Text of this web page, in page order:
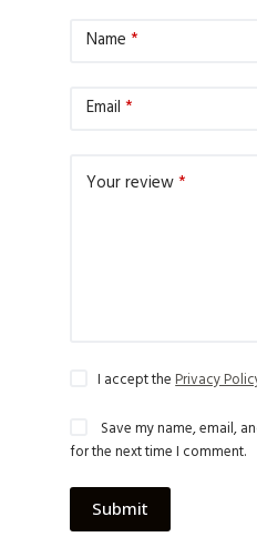
Name *
Email *
Your review*
I accept thePrivacy
Save my name, email,
for the next time I comment.
Submit